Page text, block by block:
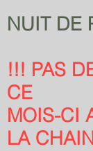
NUIT DE
!!! PAS
CE
MOIS-CI
LA